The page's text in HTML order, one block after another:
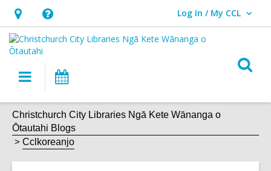
Hours
&
Location,
opens
overlay
Help,
opens
an
overlay
Log In / My CCL
User Log In / My CCL.
Main
navigation
Christchurch City Libraries Ngā Kete Wānanga o
Ōtautahi Blogs
Cclkoreanjo